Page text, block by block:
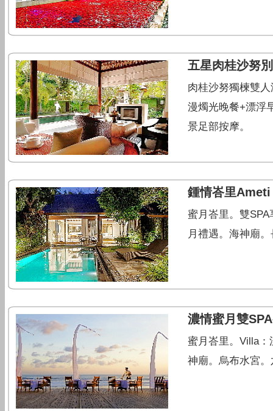
五星肉桂沙努
肉桂沙努獨楝雙
漫燭光晚餐+漂浮
景足部按摩。
鍾情峇里
蜜月峇里。雙
月禮遇。海神廟
濃情蜜月雙
蜜月峇里。Villa
神廟。烏布水宮